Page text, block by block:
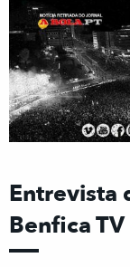
Entrevista
Benfica TV